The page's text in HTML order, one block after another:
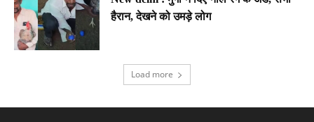
हैरान, देखने को उमड़े लोग
Load more